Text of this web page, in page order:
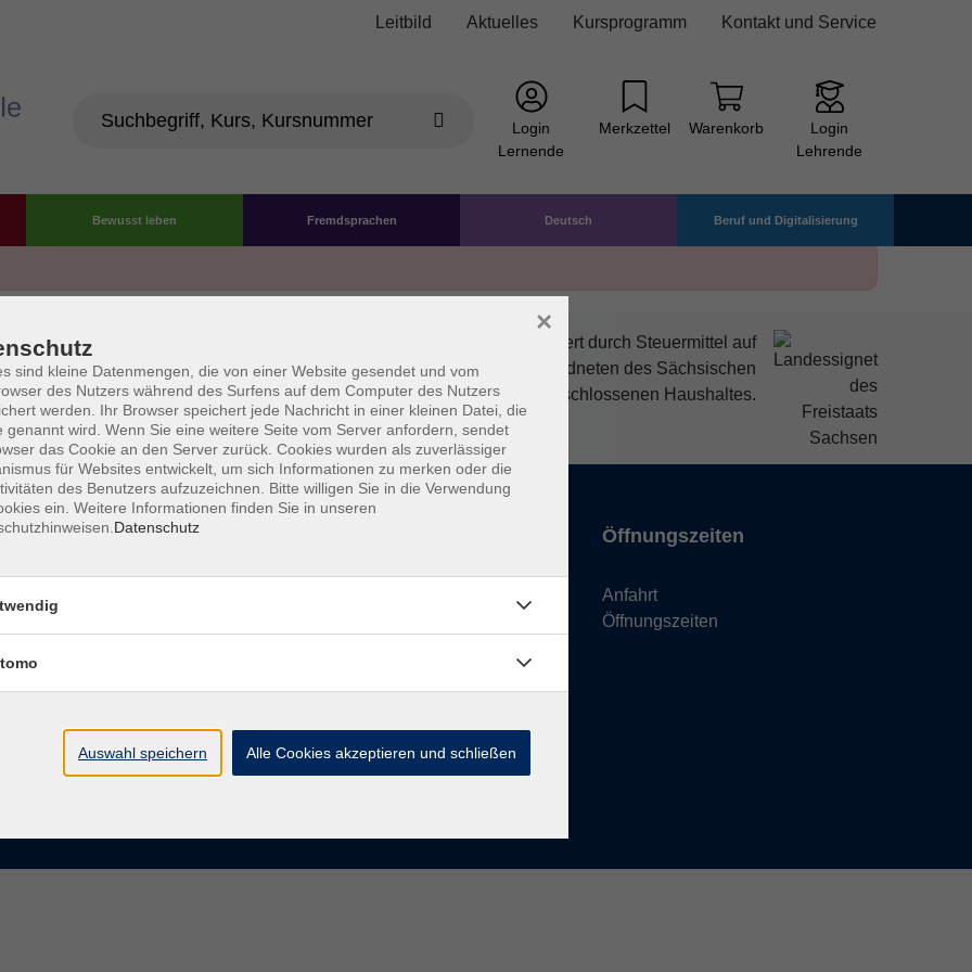
Leitbild Aktuelles Kursprogramm Kontakt und Service
Login
Lernende
Merkzettel Warenkorb
Login
Lehrende
Bewusst leben Fremdsprachen Deutsch Beruf und Digitalisierung
Die Volkshochschule wird mitfinanziert durch Steuermittel auf
der Grundlage des von den Abgeordneten des Sächsischen
Landtags beschlossenen Haushaltes.
AGB Datenschutzerklärung Impressum Widerruf
Kontaktformular
Öffnungszeiten
Anfahrt
Öffnungszeiten
sind kleine Datenmengen, die von einer Website gesendet und vom
des Nutzers während des Surfens auf dem Computer des Nutzers
werden. Ihr Browser speichert jede Nachricht in einer kleinen Datei, die
genannt wird. Wenn Sie eine weitere Seite vom Server anfordern, sendet
das Cookie an den Server zurück. Cookies wurden als zuverlässiger
für Websites entwickelt, um sich Informationen zu merken oder die
des Benutzers aufzuzeichnen. Bitte willigen Sie in die Verwendung
ein. Weitere Informationen finden Sie in unseren
Datenschutz
×
Auswahl speichern Alle Cookies akzeptieren und schließen